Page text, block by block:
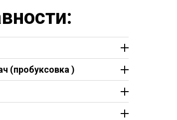
(пробуксовка )